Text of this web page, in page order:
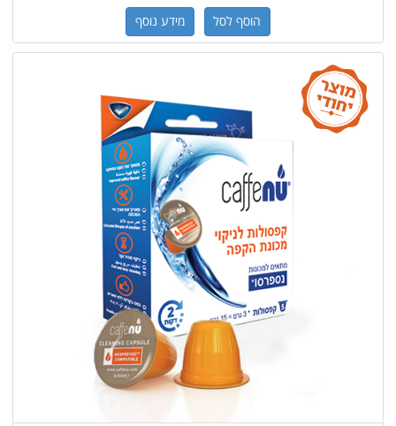
הוסף לסל מידע נוסף